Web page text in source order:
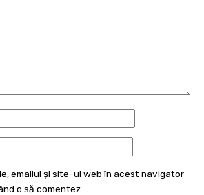
emailul și site-ul web în acest navigator
o să comentez.